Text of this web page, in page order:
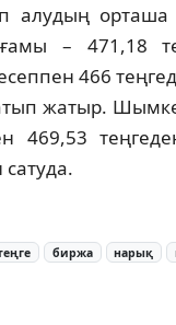
алудың
– 471,18
466
жатыр.
469,53
биржа нарық